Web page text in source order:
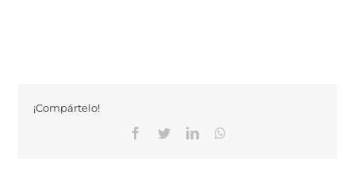
¡Compártelo!
Facebook
TwitterLinkedinWhatsapp